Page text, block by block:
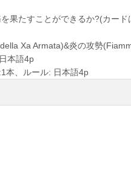
果たすことができるか?(カード
Xa Armata)&炎の攻勢
本語4p
本、ルール: 日本語4p